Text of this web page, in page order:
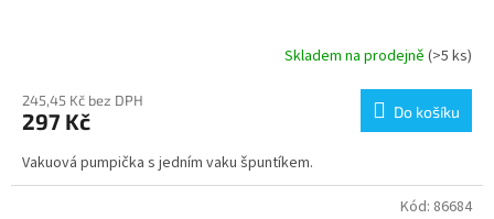
Skladem na prodejně (>5 ks)
245,45 Kč bez DPH
297 Kč Do košíku
Vakuová pumpička s jedním vaku špuntíkem.
Kód: 86684